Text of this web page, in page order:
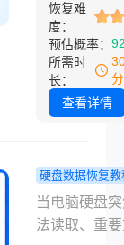
化分为
快速格
式化和
完全格
式化，
删除文
件索
引，数
频数据丢失
很多人遇到
况会慌乱，
硬盘格式化
彻底消失，
全格式化，
式化仅删除
引，数据仍
磁盘扇区，
恢复难
度：
预估概率：
所需时
长：
查看详情
硬盘数据恢复教
盘数据恢复
多少钱？
当电脑硬盘
法读取、重